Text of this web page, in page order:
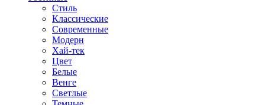
Стиль
Классические
Современные
Модерн
Хай-тек
Цвет
Белые
Венге
Светлые